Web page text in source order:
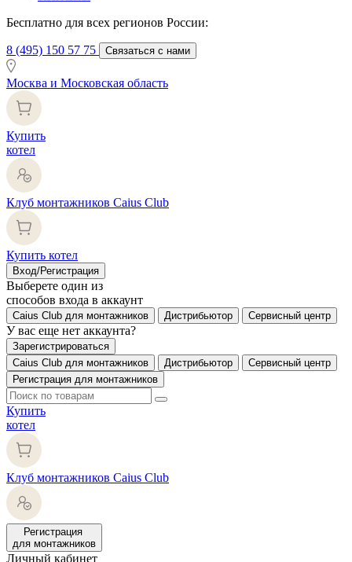
Бесплатно для всех регионов России:
8 (495) 150 57 75 Связаться с нами
Москва и Московская область
Купить
котел
Клуб монтажников Caius Club
Купить котел
Вход/Регистрация
Выберете один из
способов входа в аккаунт
Caius Club для монтажников Дистрибьютор Сервисный центр
У вас еще нет аккаунта?
Зарегистрироваться
Caius Club для монтажников
Дистрибьютор
Сервисный центр
Регистрация для монтажников
Купить
котел
Клуб монтажников Caius Club
Регистрация
для монтажников
Личный кабинет